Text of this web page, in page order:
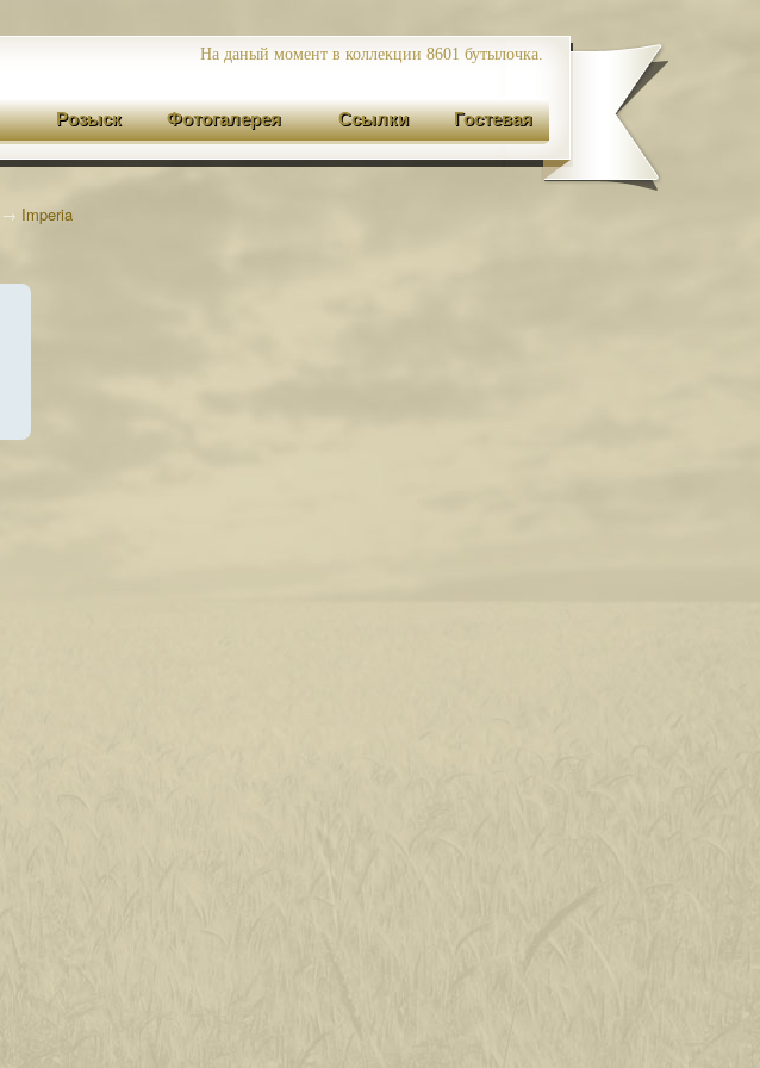
На даный момент в коллекции 8601 бутылочка.
Розыск Фотогалерея Ссылки Гостевая
→ Imperia